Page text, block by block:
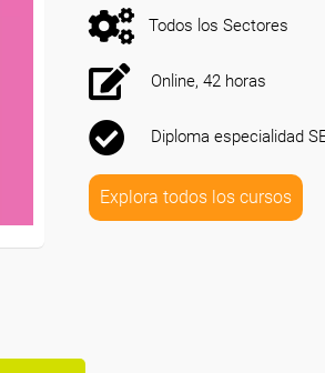
Todos los Sectores
Online, 42 horas
Diploma especialidad
Explora todos los cursos